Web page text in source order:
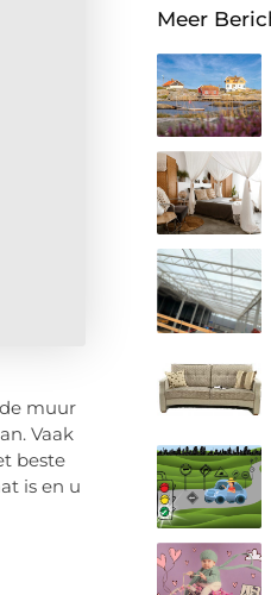
muur
Vaak
beste
is en u
Meer